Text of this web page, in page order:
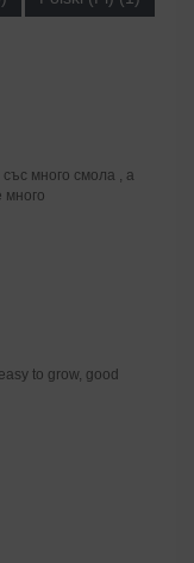
много смола , а
много
to grow, good